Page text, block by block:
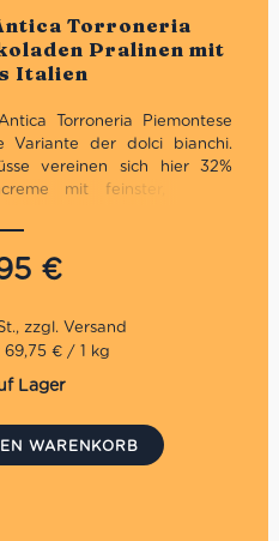
Torroneria
Pralinen mit
Italien
Torroneria Piemontese
Variante der dolci bianchi.
vereinen sich hier 32%
mit feinster, weißer
jetzt in der fünften
weiterhin Emotionen in
Alles was zählt ist die
der Zutaten in die
Tartufo.
eigenständig
€
69,75 € / 1 kg
Lager
WARENKORB